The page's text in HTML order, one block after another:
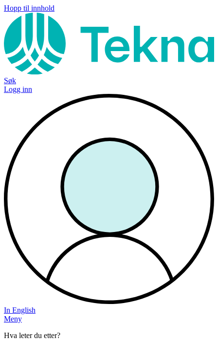
Hopp til innhold
Søk
Logg inn
In English
Meny
Hva leter du etter?